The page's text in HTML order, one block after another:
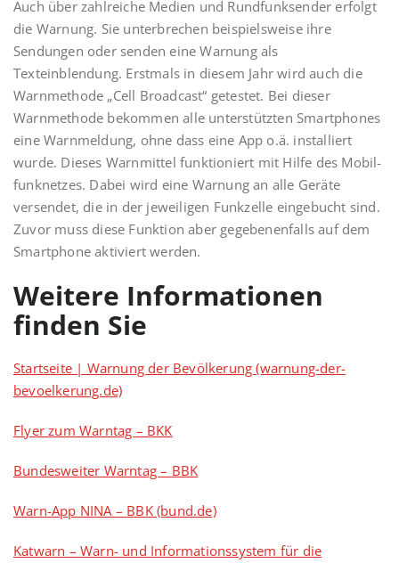
Auch über zahlreiche Medien und Rund­funksender erfolgt
die Warnung. Sie unter­brechen beispielsweise ihre
Sendungen oder senden eine Warnung als
Texteinblendung. Erstmals in diesem Jahr wird auch die
Warnmethode „Cell Broadcast“ getestet. Bei dieser
Warnmethode bekommen alle unterstützten Smartphones
eine Warnmeldung, ohne dass eine App o.ä. installiert
wurde. Dieses Warnmittel funktioniert mit Hilfe des Mobil­
funknetzes. Dabei wird eine Warnung an alle Geräte
versendet, die in der jeweiligen Funkzelle eingebucht sind.
Zuvor muss diese Funktion aber gegebenenfalls auf dem
Smartphone aktiviert werden.
Weitere Informationen
finden Sie
Startseite | Warnung der Bevölkerung (warnung-der-
bevoelkerung.de)
Flyer zum Warntag – BKK
Bundesweiter Warntag – BBK
Warn-App NINA – BBK (bund.de)
Katwarn – Warn- und Informationssystem für die